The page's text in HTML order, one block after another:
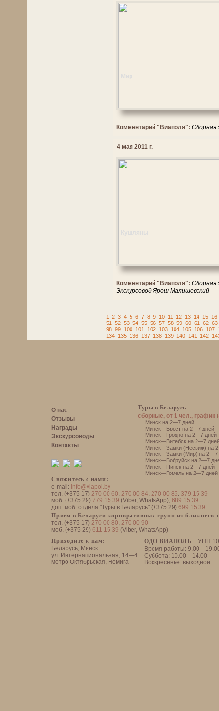
Комментарий "Виаполя": Сборная
4 мая 2011 г.
Комментарий "Виаполя": Сборная
Экскурсовод Ярош Малишевский
1 2 3 4 5 6 7 8 9 10 11 12 13 14 15 16
51
52 53 54 55 56 57 58 59 60 61 62 63
98 99 100 101 102 103 104 105 106 107
134 135 136 137 138 139 140 141 142
О нас
Отзывы
Награды
Экскурсоводы
Контакты
Свяжитесь с нами:
e-mail: info@viapol.by
тел. (+375 17) 270 00 60, 270 00 84, 270 00 85, 379 15 39
моб. (+375 29) 779 15 39 (Viber, WhatsApp), 689 15 39
доп. моб. отдела "Туры в Беларусь" (+375 29) 699 15 39
Прием в Беларуси корпоративных групп из ближнего
тел. (+375 17) 270 00 80, 270 00 90
моб. (+375 29) 611 15 39 (Viber, WhatsApp)
ОДО ВИАПОЛЬ
УНП
Время работы:
Суббота: 10.00—14.00
Воскресенье: выходной
Приходите к нам:
Беларусь, Минск
ул. Интернациональная, 14—4
метро Октябрьская, Немига
Туры в Беларусь
сборные, от 1 чел., график
Минск на 2—7 дней
Минск—Брест на 2—7 дней
Минск—Гродно на 2—7 дней
Минск—Витебск на 2—7 дней
Минск—Замки (Несвиж) на
Минск—Замки (Мир) на 2—7
Минск—Бобруйск на 2—7
Минск—Пинск на 2—7 дней
Минск—Гомель на 2—7 дней